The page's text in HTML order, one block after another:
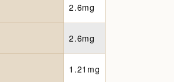
2.6mg
2.6mg
1.21mg